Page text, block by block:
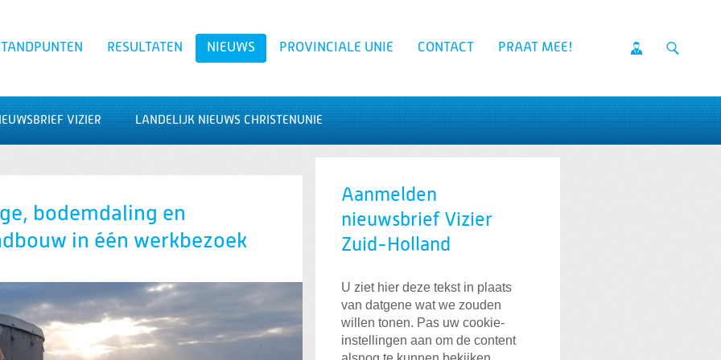
RESULTATEN NIEUWS PROVINCIALE UNIE CONTACT PRAAT MEE!
Zoeken
VIZIER LANDELIJK NIEUWS CHRISTENUNIE
bodemdaling en
in één werkbezoek
Aanmelden
nieuwsbrief Vizier
Zuid-Holland
U ziet hier deze tekst in plaats
van datgene wat we zouden
willen tonen. Pas uw cookie-
instellingen aan om de content